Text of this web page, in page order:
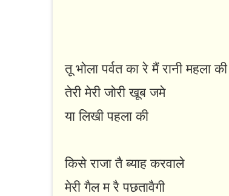
तू भोला पर्वत का रे मैं रानी महला की
तेरी मेरी जोरी खूब जमे
या लिखी पहला की
किसे राजा तै ब्याह करवाले
मेरी गैल म रै पछतावैगी